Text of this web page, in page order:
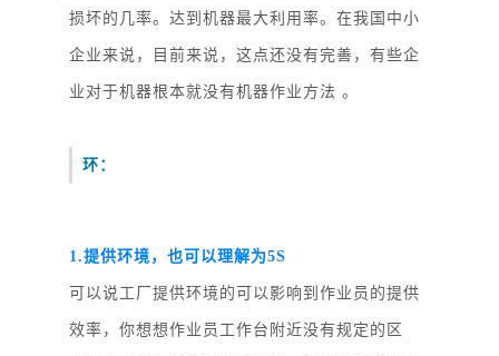
损坏的几率。达到机器最大利用率。在我国中小
企业来说，目前来说，这点还没有完善，有些企
业对于机器根本就没有机器作业方法 。
环：
1.提供环境，也可以理解为5S
可以说工厂提供环境的可以影响到作业员的提供
效率，你想想作业员工作台附近没有规定的区